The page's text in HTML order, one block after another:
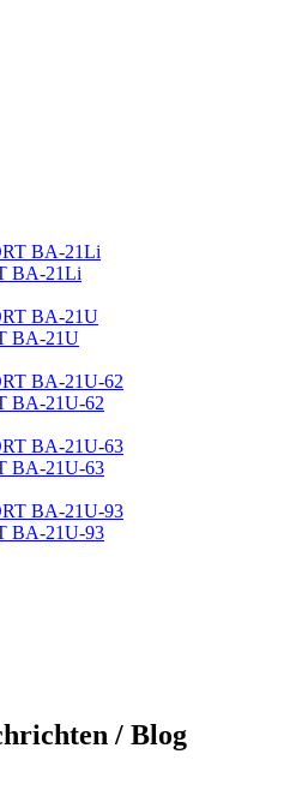
BA-21Li
BA-21U
BA-21U-62
BA-21U-63
BA-21U-93
/ Blog